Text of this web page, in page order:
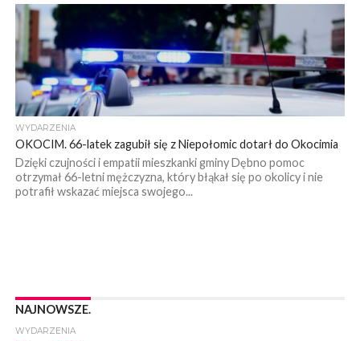
WYDARZENIA
OKOCIM. 66-latek zagubił się z Niepołomic dotarł do Okocimia
Dzięki czujności i empatii mieszkanki gminy Dębno pomoc
otrzymał 66-letni mężczyzna, który błąkał się po okolicy i nie
potrafił wskazać miejsca swojego...
NAJNOWSZE.
WYDARZENIA